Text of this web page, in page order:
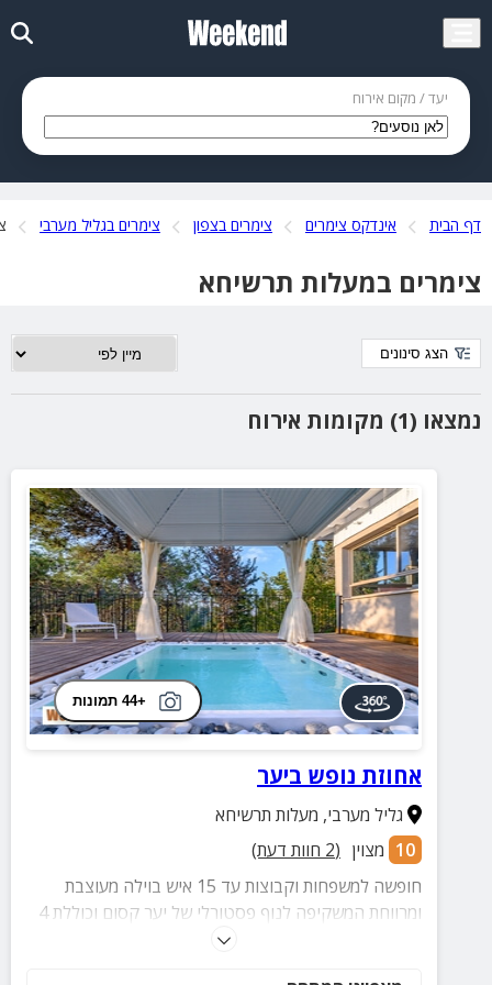
יעד / מקום אירוח
דף הבית אינדקס צימרים צימרים בצפון צימרים בגליל מערבי
צימרים במעלות תרשיחא
נמצאו (1) מקומות אירוח
הצג סינונים
+44 תמונות
אחוזת נופש ביער
גליל מערבי, מעלות תרשיחא
10 מצוין (
2 חוות דעת)
חופשה למשפחות וקבוצות עד 15 איש בוילה מעוצבת
ומרווחת המשקיפה לנוף פסטורלי של יער קסום וכוללת 4
סוויטות גדולות עם חדרי רחצה פרטיים, מטבח גדול